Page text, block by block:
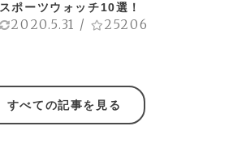
スポーツウォッチ10選！
2020.5.31 / 25206
すべての記事を見る